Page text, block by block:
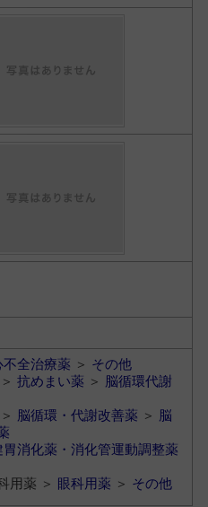
不全治療薬 ＞ その他
＞抗めまい薬 ＞ 脳循環代謝
脳循環・代謝改善薬 ＞ 脳
胃消化薬・消化管運動調整薬
用薬 ＞ 眼科用薬 ＞ その他